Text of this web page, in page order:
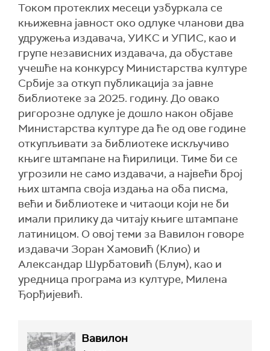
Током протеклих месеци узбуркала се
књижевна јавност око одлуке чланови два
удружења издавача, УИКС и УПИС, као и
групе независних издавача, да обуставе
учешће на конкурсу Министарства културе
Србије за откуп публикација за јавне
библиотеке за 2025. годину. До овако
ригорозне одлуке је дошло након објаве
Министарства културе да ће од ове године
откупљивати за библиотеке искључиво
књиге штампане на ћирилици. Тиме би се
угрозили не само издавачи, а највећи број
њих штампа своја издања на оба писма,
већи и библиотеке и читаоци који не би
имали прилику да читају књиге штампане
латиницом. О овој теми за Вавилон говоре
издавачи Зоран Хамовић (Kлио) и
Александар Шурбатовић (Блум), као и
уредница програма из културе, Милена
Ђорђијевић.
Вавилон